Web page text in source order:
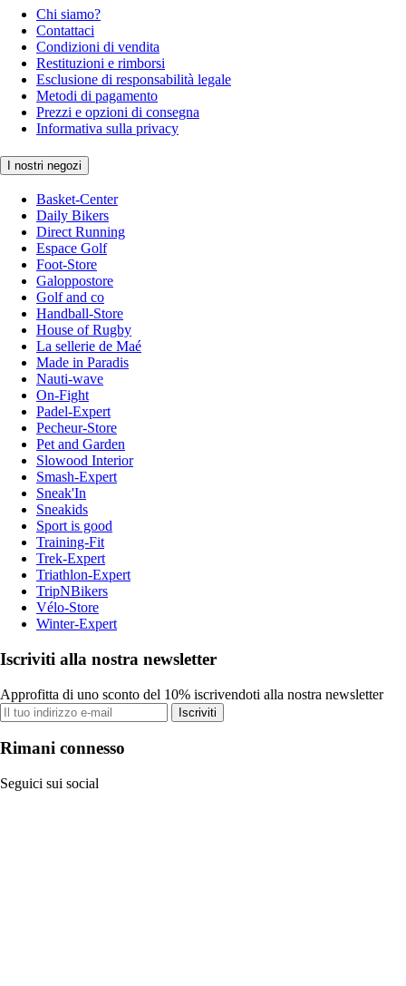
Chi siamo?
Contattaci
Condizioni di vendita
Restituzioni e rimborsi
Esclusione di responsabilità legale
Metodi di pagamento
Prezzi e opzioni di consegna
Informativa sulla privacy
I nostri negozi
Basket-Center
Daily Bikers
Direct Running
Espace Golf
Foot-Store
Galoppostore
Golf and co
Handball-Store
House of Rugby
La sellerie de Maé
Made in Paradis
Nauti-wave
On-Fight
Padel-Expert
Pecheur-Store
Pet and Garden
Slowood Interior
Smash-Expert
Sneak'In
Sneakids
Sport is good
Training-Fit
Trek-Expert
Triathlon-Expert
TripNBikers
Vélo-Store
Winter-Expert
Iscriviti alla nostra newsletter
Approfitta di uno sconto del 10% iscrivendoti alla nostra newsletter
Iscriviti
Rimani connesso
Seguici sui social